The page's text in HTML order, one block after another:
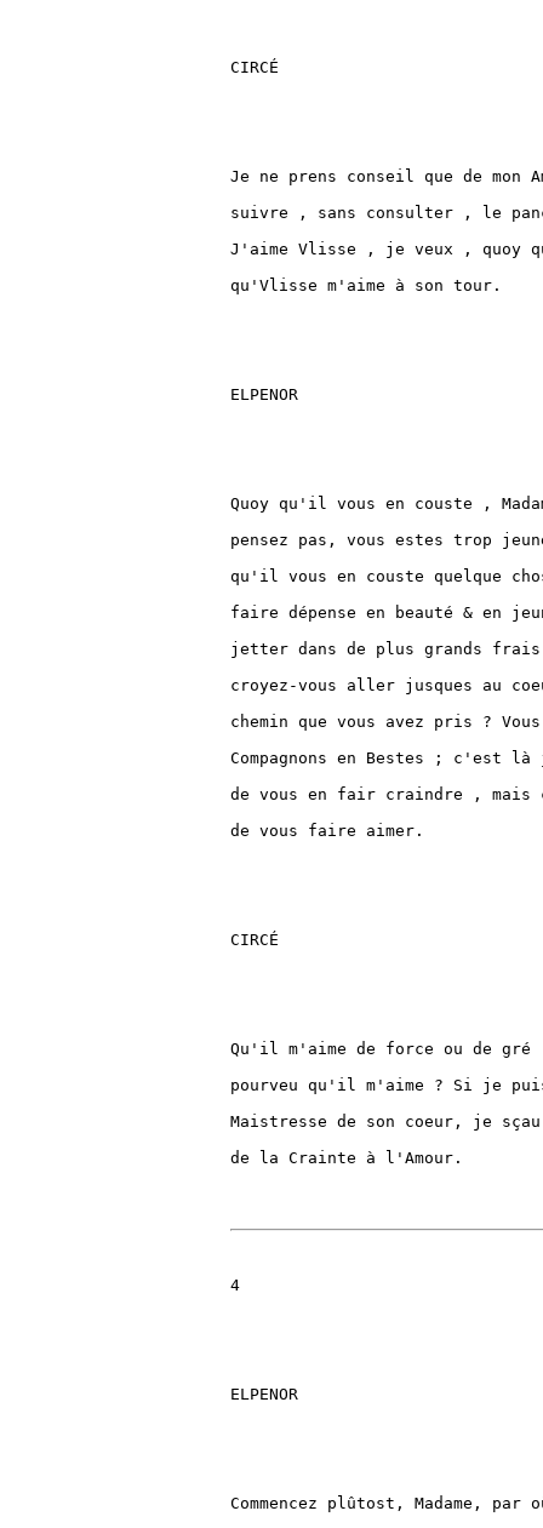
CIRCÉ
Je ne prens conseil que de mon
suivre , sans consulter , le
J'aime Vlisse , je veux , quoy
qu'Vlisse m'aime à son tour.
ELPENOR
Quoy qu'il vous en couste ,
pensez pas, vous estes trop
qu'il vous en couste quelque
faire dépense en beauté & en
jetter dans de plus grands frais
croyez-vous aller jusques au
chemin que vous avez pris ?
Compagnons en Bestes ; c'est là
de vous en fair craindre , mais
de vous faire aimer.
CIRCÉ
Qu'il m'aime de force ou de
pourveu qu'il m'aime ? Si je
Maistresse de son coeur, je
de la Crainte à l'Amour.
4
ELPENOR
Commencez plûtost, Madame, par